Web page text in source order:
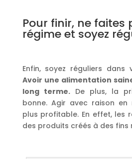
Pour finir, ne faites
régime et soyez
Enfin, soyez réguliers dans
Avoir une alimentation
long terme.De plus, la
bonne. Agir avec raison en
plus profitable. En effet, les
des produits créés à des fins